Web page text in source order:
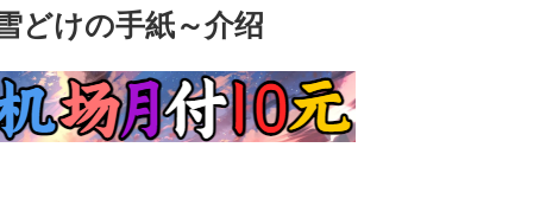
どけの手紙～介绍